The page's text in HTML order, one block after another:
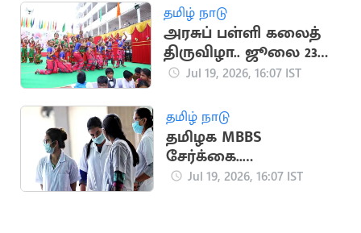
தமிழ் நாடு
அரசுப் பள்ளி கலைத்
திருவிழா.. ஜூலை 23
முதல் தொடக்கம்
Jul 19, 2026, 16:07 IST
தமிழ் நாடு
தமிழக MBBS
சேர்க்கை..
எதிர்பார்க்கப்படும் கட்-
Jul 19, 2026, 16:07 IST